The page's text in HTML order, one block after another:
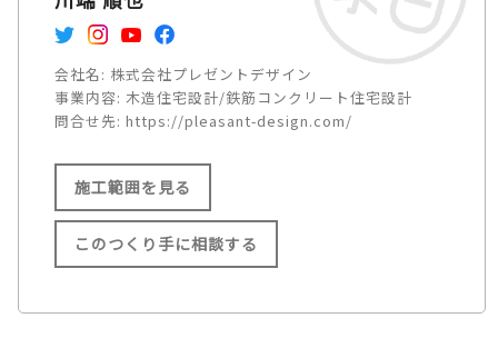
会社名: 株式会社プレゼントデザイン
事業内容: 木造住宅設計/鉄筋コンクリート住宅設計
問合せ先: https://pleasant-design.com/
施工範囲を見る
施工範囲
このつくり手に相談する